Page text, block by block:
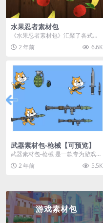
水果忍者素材包
《水果忍者素材包》汇聚了各式鲜
美诱人的水果图像与清脆悦耳的切
割音效，专为追求极致...
2 年前 6.6K
武器素材包-枪械【可预览】
武器素材包-枪械 是一款专为游戏开
发者和创作者设计的素材包，包含
多种高质量的枪械...
2 年前 5.5K
游戏素材包